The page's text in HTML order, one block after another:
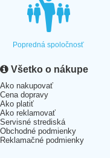
Popredná spoločnosť
Všetko o nákupe
Ako nakupovať
Cena dopravy
Ako platiť
Ako reklamovať
Servisné strediská
Obchodné podmienky
Reklamačné podmienky